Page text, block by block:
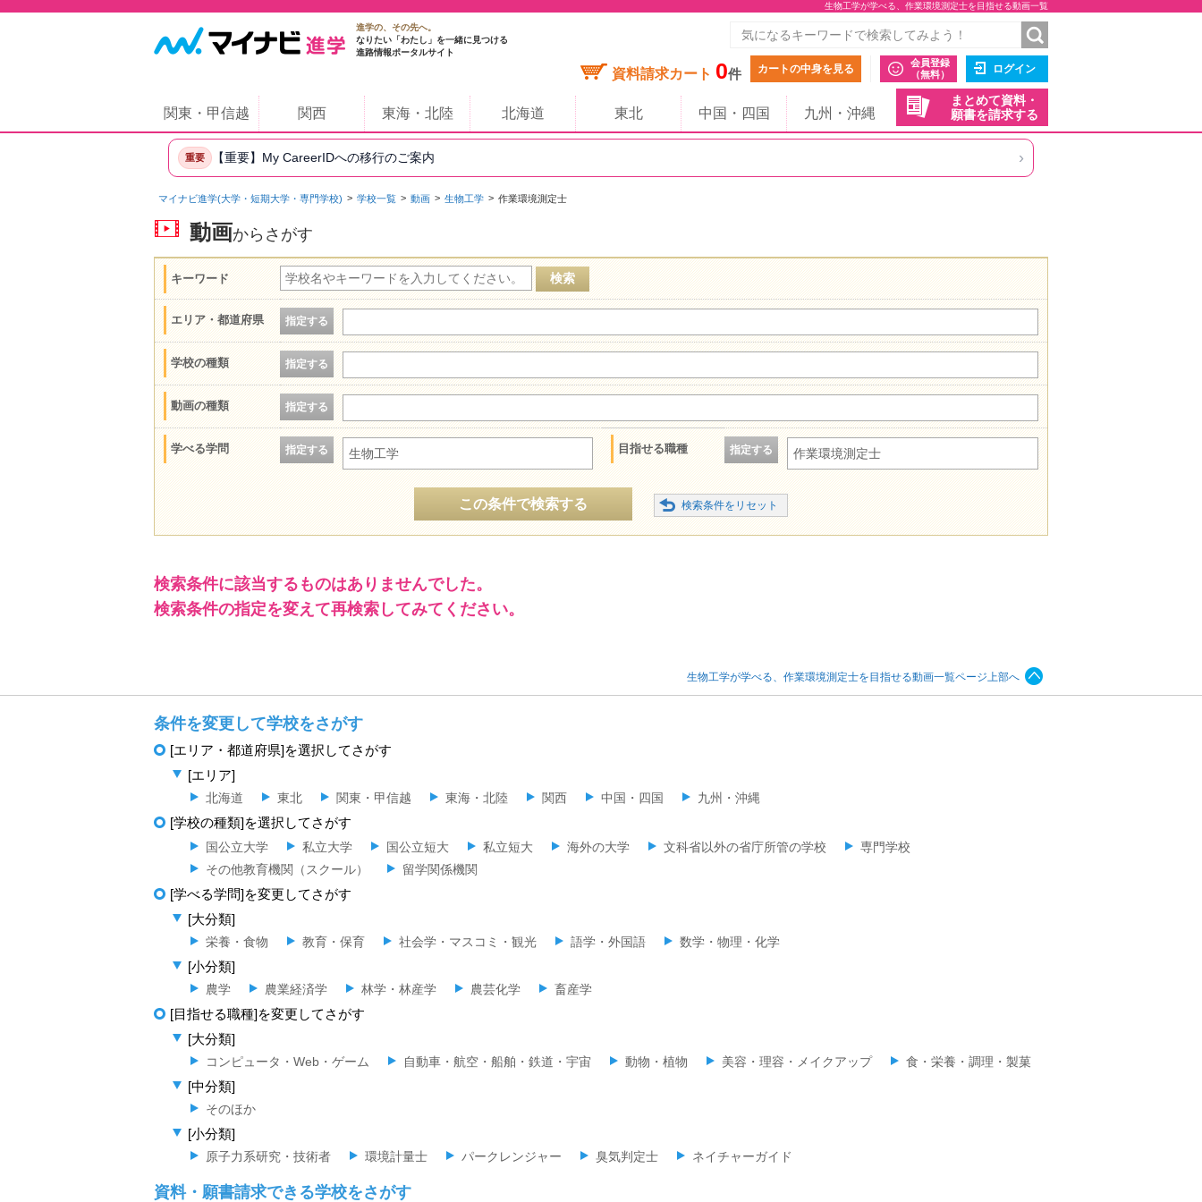
生物工学が学べる、作業環境測定士を目指せる動画一覧
進学の、その先へ。
なりたい「わたし」を一緒に見つける
進路情報ポータルサイト
資料請求カート 0件 カートの中身を見る
会員登録
（無料）
ログイン
まとめて資料・
願書を請求する
関東・甲信越 関西 東海・北陸 北海道 東北 中国・四国 九州・沖縄
重要 【重要】My CareerIDへの移行のご案内 ›
マイナビ進学(大学・短期大学・専門学校) 学校一覧 動画 生物工学 作業環境測定士
動画からさがす
キーワード
エリア・都道府県 指定する
学校の種類 指定する
動画の種類 指定する
学べる学問 指定する 生物工学 目指せる職種 指定する 作業環境測定士
この条件で検索する
検索条件に該当するものはありませんでした。
検索条件の指定を変えて再検索してみてください。
生物工学が学べる、作業環境測定士を目指せる動画一覧ページ上部へ
条件を変更して学校をさがす
[エリア・都道府県]を選択してさがす
[エリア]
北海道 東北 関東・甲信越 東海・北陸 関西 中国・四国 九州・沖縄
[学校の種類]を選択してさがす
国公立大学 私立大学 国公立短大 私立短大 海外の大学 文科省以外の省庁所管の学校
専門学校
その他教育機関（スクール）
留学関係機関
[学べる学問]を変更してさがす
[大分類]
栄養・食物 教育・保育 社会学・マスコミ・観光 語学・外国語 数学・物理・化学
[小分類]
農学 農業経済学 林学・林産学 農芸化学 畜産学
[目指せる職種]を変更してさがす
[大分類]
コンピュータ・Web・ゲーム 自動車・航空・船舶・鉄道・宇宙 動物・植物 美容・理容・メイクアップ 食・栄養・調理・製菓
[中分類]
そのほか
[小分類]
原子力系研究・技術者 環境計量士 パークレンジャー 臭気判定士 ネイチャーガイド
資料・願書請求できる学校をさがす